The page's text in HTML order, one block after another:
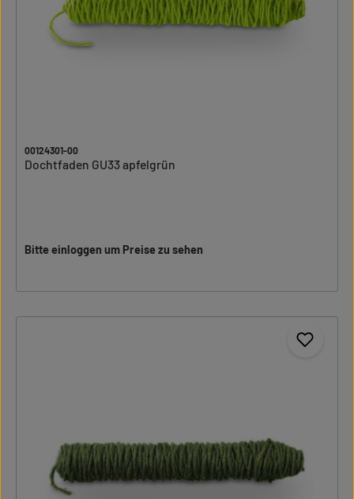
00124301-00
Dochtfaden GU33 apfelgrün
Bitte einloggen um Preise zu sehen